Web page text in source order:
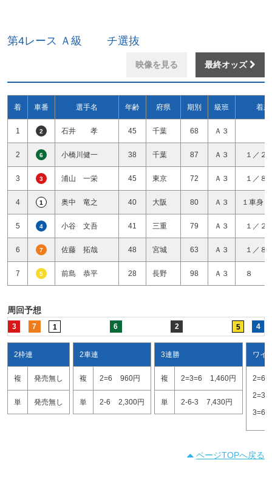
第4レース Ａ級 チ選抜
映像を見る 最終オッズ
着 車番 選手名 年齢 府県 期別 級班 着差
1 2 石井 孝 45 千葉 68 Ａ３
2 6 小橋川健一 38 千葉 87 Ａ３ １／２
3 3 浦山 一栄 45 東京 72 Ａ３ １／８
4 1 奥中 竜之 40 大阪 80 Ａ３ １車身
5 4 小谷 文吾 41 三重 79 Ａ３ １／２
6 7 佐藤 拓哉 48 宮城 63 Ａ３ １／８
7 5 前島 恭平 28 長野 98 Ａ３ ８
周回予想
3 7 1 6 2 5 4
2枠連
複 発売無し
単 発売無し
2車連
複 2=6 960円
単 2-6 2,300円
3連勝
複 2=3=6 1,460円
単 2-6-3 7,430円
ワイ
2=6
2=3
3=6
ページTOPへ戻る